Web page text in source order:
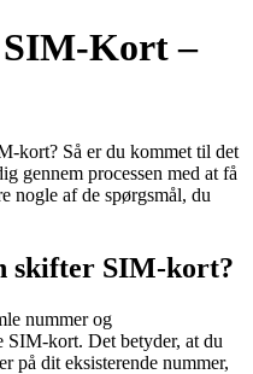
SIM-Kort –
kort? Så er du kommet til det
gennem processen med at få
nogle af de spørgsmål, du
skifter SIM-kort?
nummer og
kort. Det betyder, at du
på dit eksisterende nummer,